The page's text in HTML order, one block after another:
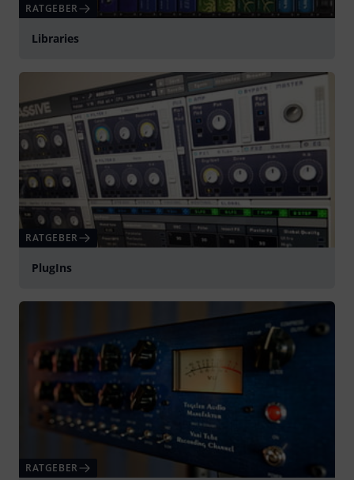
RATGEBER
Libraries
RATGEBER
PlugIns
RATGEBER